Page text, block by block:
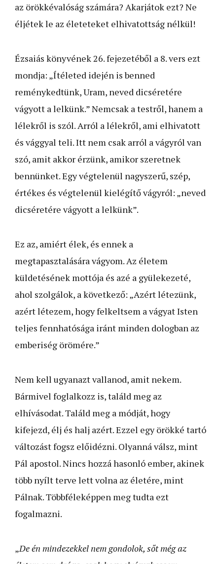
az örökkévalóság számára? Akarjátok ezt? Ne
éljétek le az életeteket elhivatottság nélkül!
Ézsaiás könyvének 26. fejezetéből a 8. vers ezt
mondja: „Ítéleted idején is benned
reménykedtünk, Uram, neved dicséretére
vágyott a lelkünk.” Nemcsak a testről, hanem a
lélekről is szól. Arról a lélekről, ami elhivatott
és vággyal teli. Itt nem csak arról a vágyról van
szó, amit akkor érzünk, amikor szeretnek
bennünket. Egy végtelenül nagyszerű, szép,
értékes és végtelenül kielégítő vágyról: „neved
dicséretére vágyott a lelkünk”.
Ez az, amiért élek, és ennek a
megtapasztalására vágyom. Az életem
küldetésének mottója és azé a gyülekezeté,
ahol szolgálok, a következő: „Azért létezünk,
azért létezem, hogy felkeltsem a vágyat Isten
teljes fennhatósága iránt minden dologban az
emberiség örömére.”
Nem kell ugyanazt vallanod, amit nekem.
Bármivel foglalkozz is, találd meg az
elhívásodat. Találd meg a módját, hogy
kifejezd, élj és halj azért. Ezzel egy örökké tartó
változást fogsz előidézni. Olyanná válsz, mint
Pál apostol. Nincs hozzá hasonló ember, akinek
több nyílt terve lett volna az életére, mint
Pálnak. Többféleképpen meg tudta ezt
fogalmazni.
„De én mindezekkel nem gondolok, sőt még az